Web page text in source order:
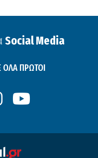
Social Media
ΟΛΑ ΠΡΩΤΟΙ